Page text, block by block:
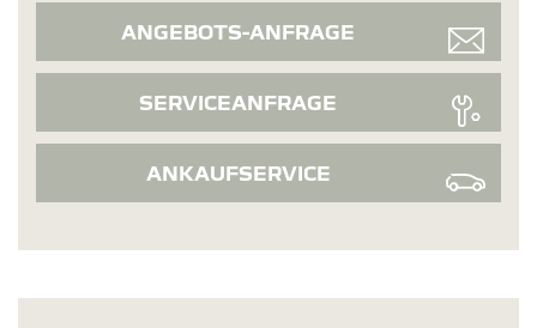
ANGEBOTS-ANFRAGE
SERVICEANFRAGE
ANKAUFSERVICE